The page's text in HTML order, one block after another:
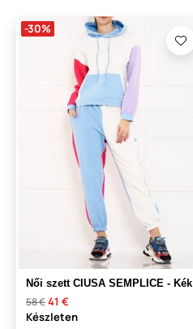
-30%
Női szett CIUSA SEMPLICE - Kék
58 €41 €
Készleten